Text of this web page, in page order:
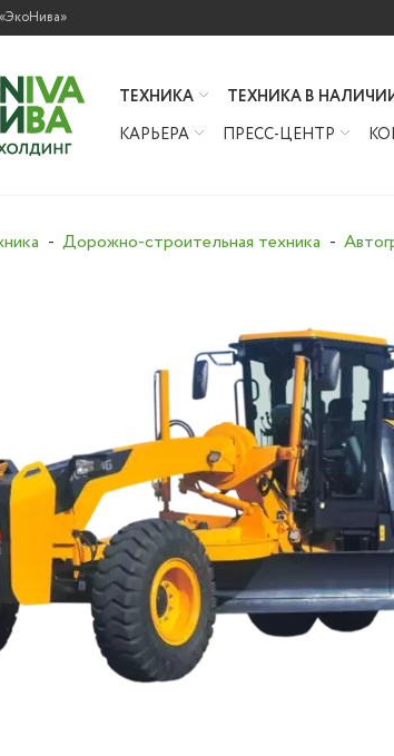
ТЕХНИКА ТЕХНИКА В
КАРЬЕРА
ПРЕСС-ЦЕНТР
Дорожно-строительная техника